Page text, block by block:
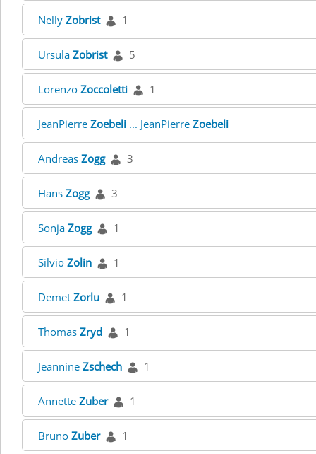
Nelly Zobrist 1
Ursula Zobrist 5
Lorenzo Zoccoletti 1
JeanPierre Zoebeli ... JeanPierre Zoebeli
Andreas Zogg 3
Hans Zogg 3
Sonja Zogg 1
Silvio Zolin 1
Demet Zorlu 1
Thomas Zryd 1
Jeannine Zschech 1
Annette Zuber 1
Bruno Zuber 1